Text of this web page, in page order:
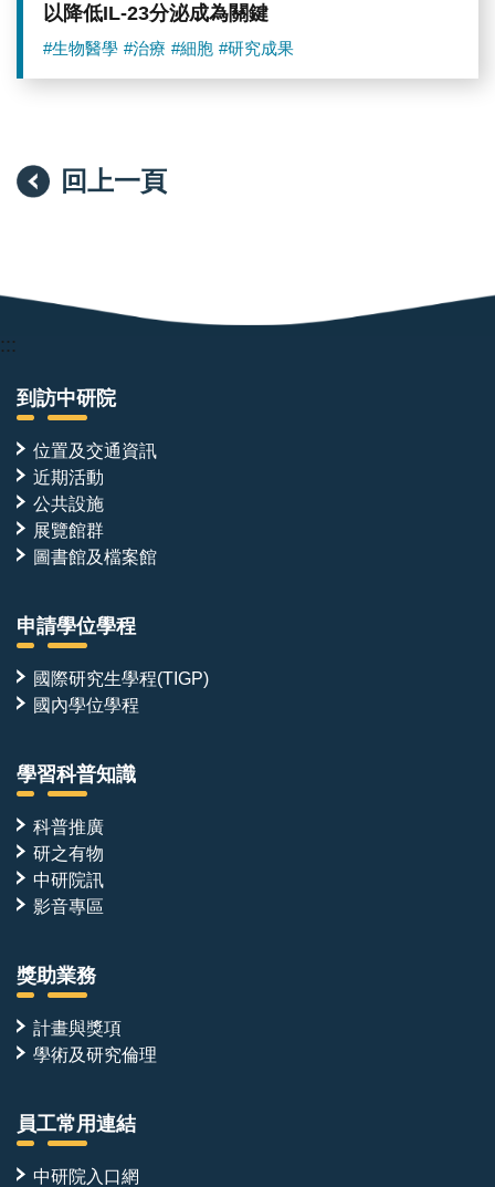
抗
力。
反
之，
失
一
保
護
機
制。
（圖
片
來
源：
研
究
以降低IL-23分泌成為關鍵
#生物醫學 #治療 #細胞 #研究成果
回上一頁
:::
到訪中研院
位置及交通資訊
近期活動
公共設施
展覽館群
圖書館及檔案館
申請學位學程
國際研究生學程(TIGP)
國內學位學程
學習科普知識
科普推廣
研之有物
中研院訊
影音專區
獎助業務
計畫與獎項
學術及研究倫理
員工常用連結
中研院入口網